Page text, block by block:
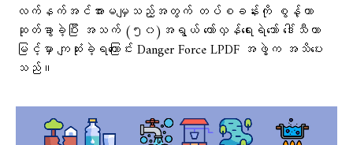
လက်နက်အင်အားမမျှသည့်အတွက် တပ်စခန်းကို စွန့်ကာ
ဆုတ်ခွာခဲ့ပြီး အသက် (၅၀)အရွယ် တော်လှန်ရေးရဲဘော် ဒေါ်သီတာ
မြင့်မှာ ကျဆုံးခဲ့ရကြောင်း Danger Force LPDF အဖွဲ့က အသိပေး
သည်။